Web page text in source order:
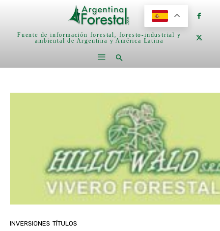
Fuente de información forestal, foresto-industrial y
ambiental de Argentina y América Latina
INVERSIONES TÍTULOS